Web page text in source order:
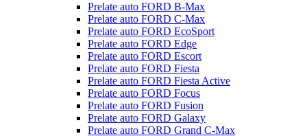
Prelate auto FORD B-Max
Prelate auto FORD C-Max
Prelate auto FORD EcoSport
Prelate auto FORD Edge
Prelate auto FORD Escort
Prelate auto FORD Fiesta
Prelate auto FORD Fiesta Active
Prelate auto FORD Focus
Prelate auto FORD Fusion
Prelate auto FORD Galaxy
Prelate auto FORD Grand C-Max